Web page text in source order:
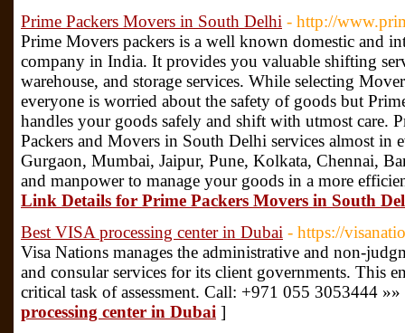
Prime Packers Movers in South Delhi - http://
Prime Movers packers is a well known domestic and
company in India. It provides you valuable shifting
warehouse, and storage services. While selecting
everyone is worried about the safety of goods but
handles your goods safely and shift with utmost care.
Packers and Movers in South Delhi services almost in
Gurgaon, Mumbai, Jaipur, Pune, Kolkata, Chennai,
and manpower to manage your goods in a more
Link Details for Prime Packers Movers in South
Best VISA processing center in Dubai - https://
Visa Nations manages the administrative and non-
and consular services for its client governments. This
critical task of assessment. Call: +971 055 3053444
processing center in Dubai ]